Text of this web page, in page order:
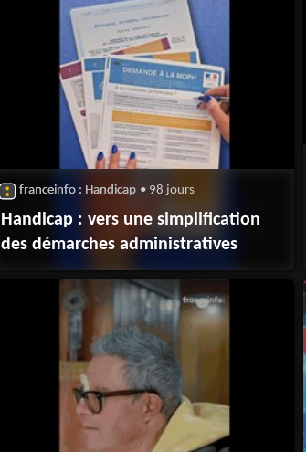
franceinfo : Handicap • 98 jours
Handicap : vers une simplification
des démarches administratives